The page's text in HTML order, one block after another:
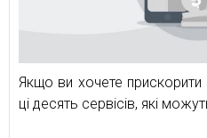
Якщо ви хочете прискорити
ці десять сервісів, які